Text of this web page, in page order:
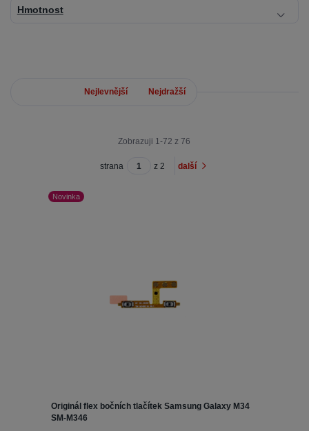
Hmotnost
Nejlevnější Nejdražší
Zobrazuji 1-72 z 76
strana z 2 další
Novinka
Originál flex bočních tlačítek Samsung Galaxy M34
SM-M346